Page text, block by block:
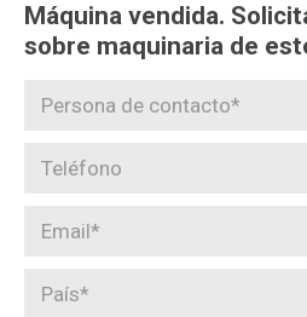
Máquina vendida.
sobre maquinaria de